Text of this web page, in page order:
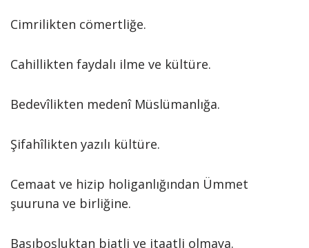
Cimrilikten cömertliğe.
Cahillikten faydalı ilme ve kültüre.
Bedevîlikten medenî Müslümanlığa.
Şifahîlikten yazılı kültüre.
Cemaat ve hizip holiganlığından Ümmet
şuuruna ve birliğine.
Başıboşluktan biatli ve itaatli olmaya.